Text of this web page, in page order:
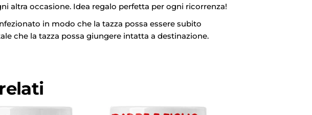
altra occasione. Idea regalo perfetta per ogni ricorrenza!
in modo che la tazza possa essere subito
che la tazza possa giungere intatta a destinazione.